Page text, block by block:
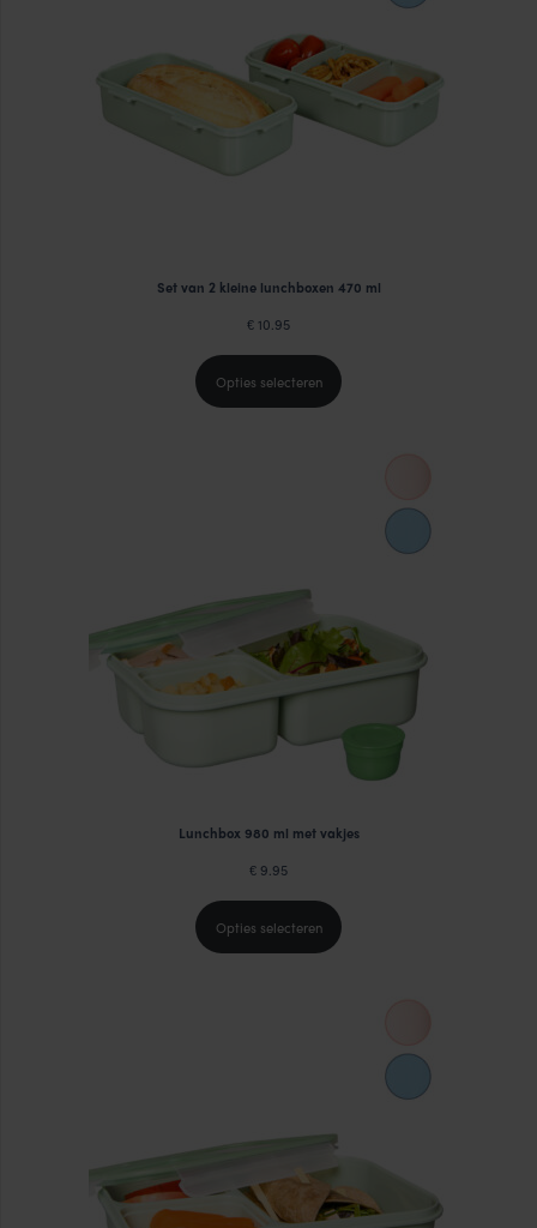
Set van 2 kleine lunchboxen 470 ml
€ 10.95
Opties selecteren
Lunchbox 980 ml met vakjes
€ 9.95
Opties selecteren